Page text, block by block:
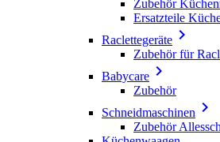
Zubehör
Ersatzteile
Raclettegeräte 
Zubehör für
Babycare 
Zubehör
Schneidmaschinen 
Zubehör